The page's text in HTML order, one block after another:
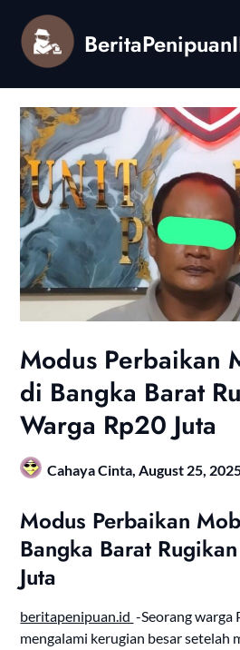
content
Modus Perbaikan
di Bangka Barat
Warga Rp20 Juta
Cahaya Cinta,August 25,
Modus Perbaikan
Bangka Barat
Juta
beritapenipuan.id -Seorang warga
mengalami kerugian besar setelah